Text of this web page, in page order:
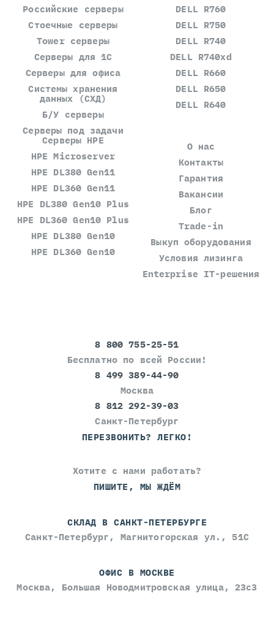
Российские серверы
Стоечные серверы
Tower серверы
Серверы для 1С
Серверы для офиса
Системы хранения
данных (СХД)
Б/У серверы
Серверы под задачи
DELL R760
DELL R750
DELL R740
DELL R740xd
DELL R660
DELL R650
DELL R640
Серверы HPE
HPE Microserver
HPE DL380 Gen11
HPE DL360 Gen11
HPE DL380 Gen10 Plus
HPE DL360 Gen10 Plus
HPE DL380 Gen10
HPE DL360 Gen10
О нас
Контакты
Гарантия
Вакансии
Блог
Trade-in
Выкуп оборудования
Условия лизинга
Enterprise IT-решения
8 800 755-25-51
Бесплатно по всей России!
8 499 389-44-90
Москва
8 812 292-39-03
Санкт-Петербург
ПЕРЕЗВОНИТЬ? ЛЕГКО!
Хотите с нами работать?
ПИШИТЕ, МЫ ЖДЁМ
СКЛАД В САНКТ-ПЕТЕРБУРГЕ
Санкт-Петербург, Магнитогорская ул., 51С
ОФИС В МОСКВЕ
Москва, Большая Новодмитровская улица, 23с3